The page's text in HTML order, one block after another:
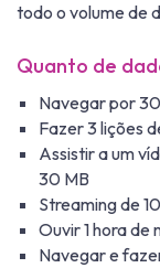
todo o volume de
Quanto de
Navegar por
Fazer 3 lições
Assistir a um
30 MB
Streaming de
Ouvir 1 hora de
Navegar e